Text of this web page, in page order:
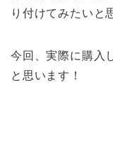
り付けてみたいと
今回、実際に購入
と思います！